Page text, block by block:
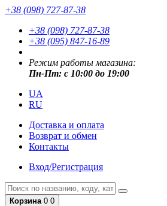
+38 (098) 727-87-38
+38 (098) 727-87-38
+38 (095) 847-16-89
Режим работы магазина:
Пн-Пт: с 10:00 до 19:00
UA
RU
Доставка и оплата
Возврат и обмен
Контакты
Вход/Регистрация
Корзина 0 0